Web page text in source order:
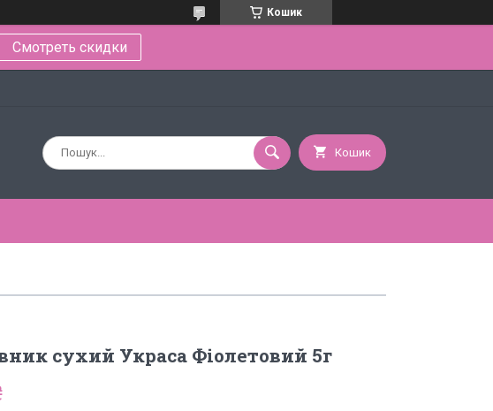
Кошик
Смотреть скидки
Кошик
сухий Украса Фіолетовий 5г